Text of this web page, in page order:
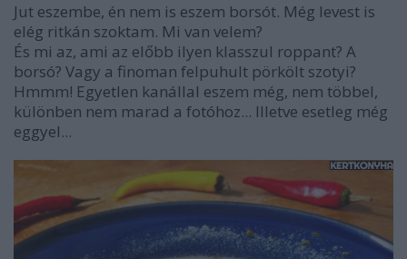
Jut eszembe, én nem is eszem borsót. Még levest is
elég ritkán szoktam. Mi van velem?
És mi az, ami az előbb ilyen klasszul roppant? A
borsó? Vagy a finoman felpuhult pörkölt szotyi?
Hmmm! Egyetlen kanállal eszem még, nem többel,
különben nem marad a fotóhoz... Illetve esetleg még
eggyel...